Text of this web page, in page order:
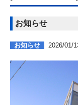
お知らせ
お知らせ 2026/01/